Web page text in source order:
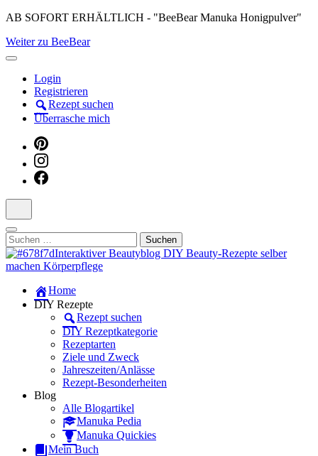
Skip
content
(Press
AB SOFORT ERHÄLTLICH - "BeeBear Manuka Honigpulver"
Weiter zu BeeBear
Login
Registrieren
Rezept suchen
Überrasche mich
Suchen
nach:
Manuka Magic – Natürlich schön:
Dein interaktiver DIY Beautyblog
Dein persönlicher interaktiver DIY Beautyblog
Home
DIY Rezepte
Rezept suchen
DIY Rezeptkategorie
Rezeptarten
Ziele und Zweck
Jahreszeiten/Anlässe
Rezept-Besonderheiten
Blog
Alle Blogartikel
Manuka Pedia
Manuka Quickies
Mein Buch